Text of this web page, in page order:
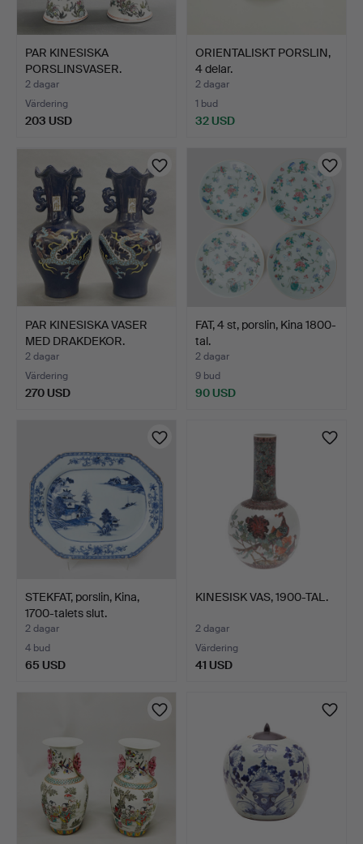
PAR KINESISKA
PORSLINSVASER.
2 dagar
Värdering
203 USD
ORIENTALISKT PORSLIN,
4 delar.
2 dagar
1 bud
32 USD
PAR KINESISKA VASER
MED DRAKDEKOR.
2 dagar
Värdering
270 USD
FAT, 4 st, porslin, Kina 1800-
tal.
2 dagar
9 bud
90 USD
STEKFAT, porslin, Kina,
1700-talets slut.
2 dagar
4 bud
65 USD
KINESISK VAS, 1900-TAL.
2 dagar
Värdering
41 USD